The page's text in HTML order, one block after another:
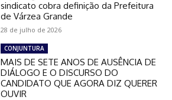
sindicato cobra definição da Prefeitura
de Várzea Grande
28 de julho de 2026
CONJUNTURA
MAIS DE SETE ANOS DE AUSÊNCIA DE
DIÁLOGO E O DISCURSO DO
CANDIDATO QUE AGORA DIZ QUERER
OUVIR